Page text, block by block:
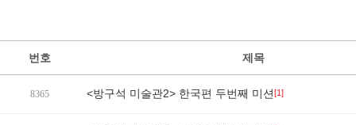
번호 제목
8365 <방구석 미술관2> 한국편 두번째 미션[1]